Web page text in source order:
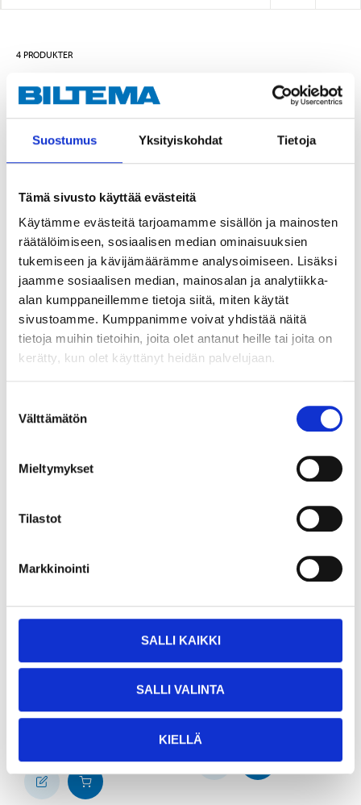
Suostumus Yksityiskohdat Tietoja
Tämä sivusto käyttää evästeitä
Käytämme evästeitä tarjoamamme sisällön ja mainosten
räätälöimiseen, sosiaalisen median ominaisuuksien
tukemiseen ja kävijämäärämme analysoimiseen. Lisäksi
jaamme sosiaalisen median, mainosalan ja analytiikka-
alan kumppaneillemme tietoja siitä, miten käytät
sivustoamme. Kumppanimme voivat yhdistää näitä
tietoja muihin tietoihin, joita olet antanut heille tai joita on
kerätty, kun olet käyttänyt heidän palvelujaan.
valinta
Välttämätön
Mieltymykset
Tilastot
Markkinointi
SALLI KAIKKI
SALLI VALINTA
KIELLÄ
4 PRODUKTER
895
T-list
87-972
24 varuhus
Säljs ej online
1195
Släplist för duschdörr,
2 x 1 m
84-279
22 varuhus
Säljs ej online
Tätningslist,
25varuhus
12
Tätningslist, vit
87-9720
Säljs ej online